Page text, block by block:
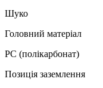
Шуко
Головний матеріал
PC (полікарбонат)
Позиція заземлення